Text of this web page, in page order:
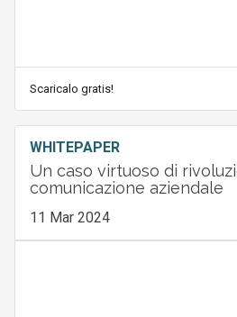
Scaricalo gratis!
WHITEPAPER
Un caso virtuoso di
comunicazione aziendale
11 Mar 2024